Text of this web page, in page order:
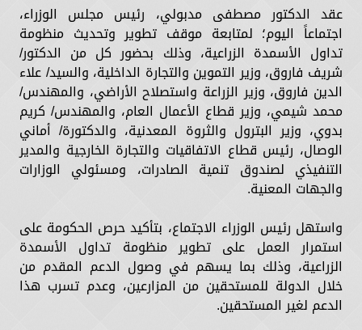
عقد الدكتور مصطفى مدبولي، رئيس مجلس الوزراء،
اجتماعاً اليوم؛ لمتابعة موقف تطوير وتحديث منظومة
تداول الأسمدة الزراعية، وذلك بحضور كل من الدكتور/
شريف فاروق، وزير التموين والتجارة الداخلية، والسيد/ علاء
الدين فاروق، وزير الزراعة واستصلاح الأراضي، والمهندس/
محمد شيمي، وزير قطاع الأعمال العام، والمهندس/ كريم
بدوي، وزير البترول والثروة المعدنية، والدكتورة/ أماني
الوصال، رئيس قطاع الاتفاقيات والتجارة الخارجية والمدير
التنفيذي لصندوق تنمية الصادرات، ومسئولي الوزارات
والجهات المعنية.
واستهل رئيس الوزراء الاجتماع، بتأكيد حرص الحكومة على
استمرار العمل على تطوير منظومة تداول الأسمدة
الزراعية، وذلك بما يسهم في وصول الدعم المقدم من
خلال الدولة للمستحقين من المزارعين، وعدم تسرب هذا
الدعم لغير المستحقين.